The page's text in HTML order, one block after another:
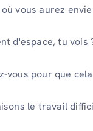
vous aurez
d'espace, tu vois
vous pour que
le travail